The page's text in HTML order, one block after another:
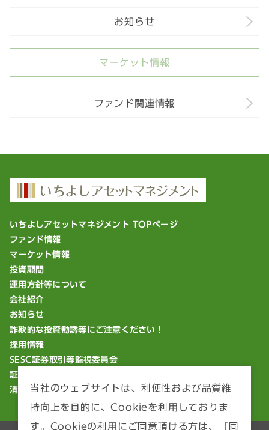
お知らせ
マーケット情報
ファンド関連情報
いちよしアセットマネジメント TOPページ
ファンド情報
マーケット情報
投資顧問
運用方針等について
会社紹介
お知らせ
詐欺的な投資勧誘等にご注意ください！
採用情報
SESC証券取引等監視委員会
証券統計ポータルサイト
消費者庁「18歳から大人」
当社のウェブサイトは、利便性および品質維
持向上を目的に、Cookieを利用しておりま
す。Cookieの利用にご同意頂ける方は、「同